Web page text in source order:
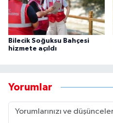
Bilecik Soğuksu Bahçesi
hizmete açıldı
Yorumlar